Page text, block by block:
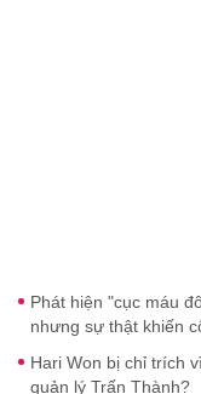
Phát hiện "cục máu
nhưng sự thật khiến
Hari Won bị chỉ trích
quản lý Trấn Thành?